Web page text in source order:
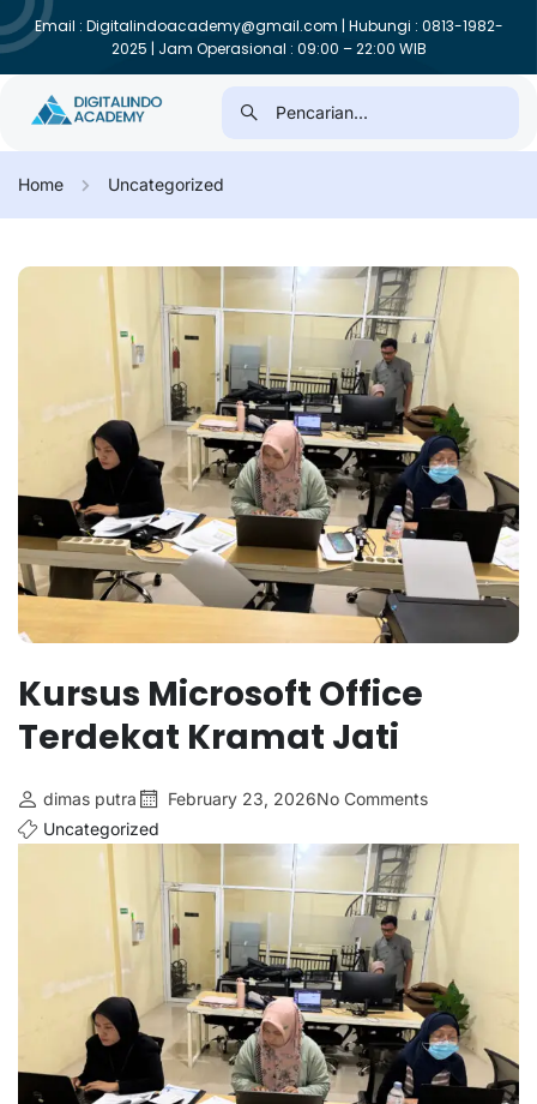
Email : Digitalindoacademy@gmail.com | Hubungi : 0813-1982-
2025 | Jam Operasional : 09:00 – 22:00 WIB
Home Uncategorized
Kursus Microsoft Office
Terdekat Kramat Jati
dimas putra February 23, 2026No Comments
Uncategorized